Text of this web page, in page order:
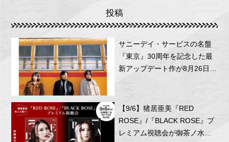
投稿
サニーデイ・サービスの名盤
『東京』30周年を記念した最
新アップデート作が8月26日に
リリース！
【9/6】猪居亜美『RED
ROSE』/『BLACK ROSE』プ
レミアム視聴会が御茶ノ水